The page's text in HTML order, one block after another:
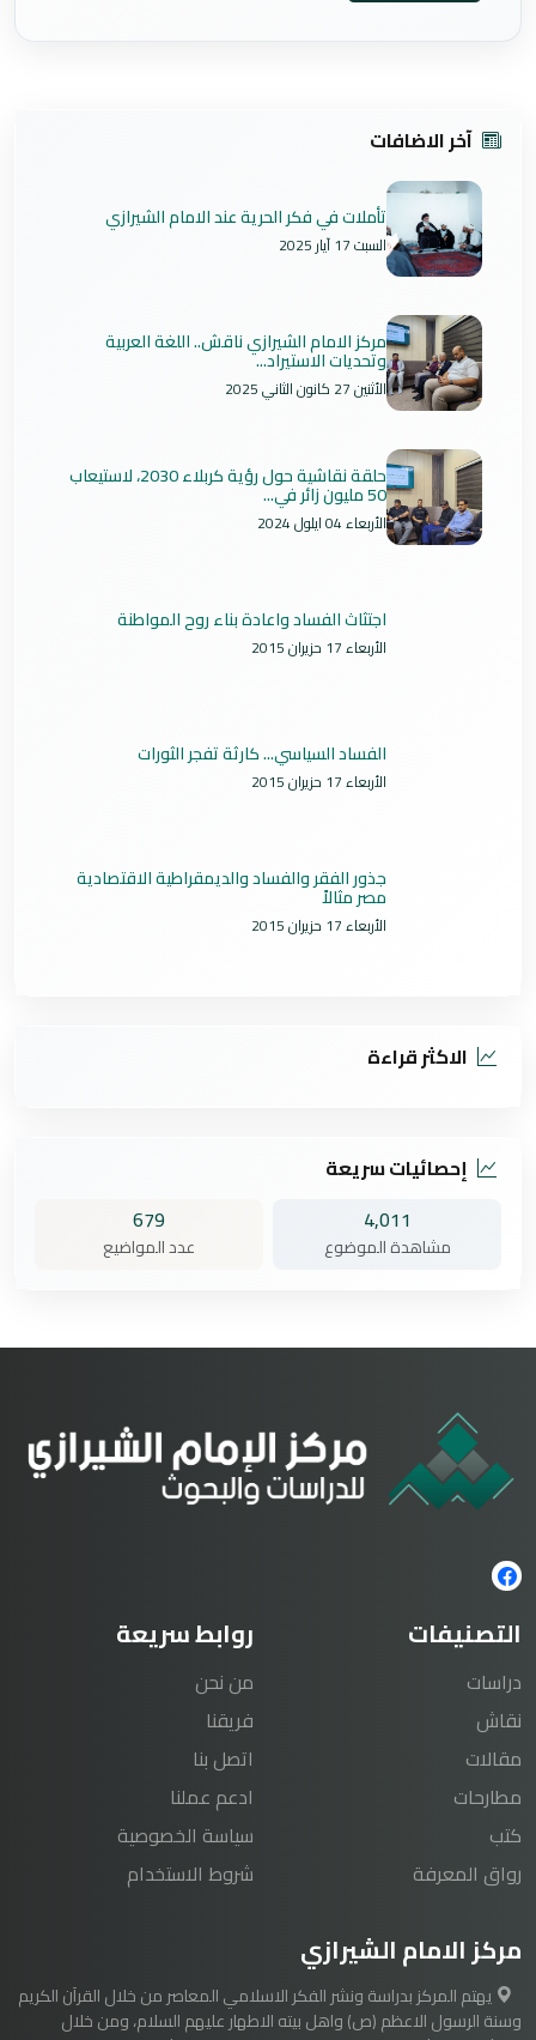
آخر الاضافات
تأملات في فكر الحرية عند الامام الشيرازي
السبت 17 آيار 2025
مركز الامام الشيرازي ناقش.. اللغة العربية
وتحديات الاستيراد...
الأثنين 27 كانون الثاني 2025
حلقة نقاشية حول رؤية كربلاء 2030، لاستيعاب
50 مليون زائر في...
الأربعاء 04 ايلول 2024
اجتثاث الفساد واعادة بناء روح المواطنة
الأربعاء 17 حزيران 2015
الفساد السياسي... كارثة تفجر الثورات
الأربعاء 17 حزيران 2015
جذور الفقر والفساد والديمقراطية الاقتصادية
مصر مثالاً
الأربعاء 17 حزيران 2015
الاكثر قراءة
إحصائيات سريعة
4,011
مشاهدة الموضوع
679
عدد المواضيع
التصنيفات
دراسات
نقاش
مقالات
مطارحات
كتب
رواق المعرفة
روابط سريعة
من نحن
فريقنا
اتصل بنا
ادعم عملنا
سياسة الخصوصية
شروط الاستخدام
مركز الامام الشيرازي
يهتم المركز بدراسة ونشر الفكر الاسلامي المعاصر من خلال القرآن الكريم
وسنة الرسول الاعظم (ص) واهل بيته الاطهار عليهم السلام، ومن خلال